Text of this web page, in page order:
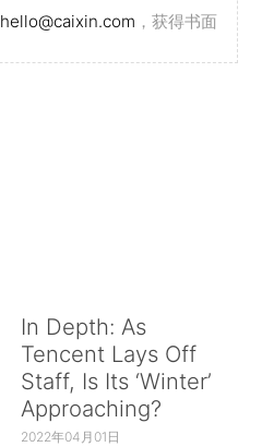
hello@caixin.com ，获得书面
In Depth: As
Tencent Lays Off
Staff, Is Its ‘Winter’
Approaching?
2022年04月01日